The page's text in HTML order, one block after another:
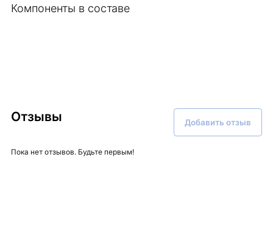
Увлажнение и защита от неблагоприятных факторов
окружающей среды.
доступен в интернет-магазине Malinaskin.
Компоненты в составе
Отзывы Добавить отзыв
Пока нет отзывов. Будьте первым!